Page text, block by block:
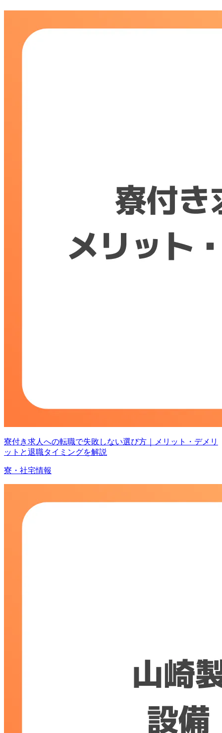
寮付き求人への転職で失敗しない選び方｜メリット・デメリ
ットと退職タイミングを解説
寮・社宅情報